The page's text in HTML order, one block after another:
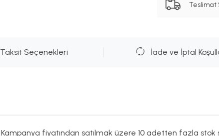
Teslimat
Taksit Seçenekleri İade ve İptal
Kampanya fiyatından satılmak üzere 10 adetten fazla stok